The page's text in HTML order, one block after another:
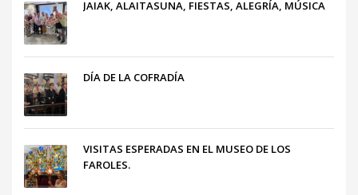
JAIAK, ALAITASUNA, FIESTAS, ALEGRÍA, MÚSICA
DÍA DE LA COFRADÍA
VISITAS ESPERADAS EN EL MUSEO DE LOS
FAROLES.